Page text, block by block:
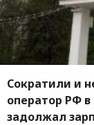
Сократили и
оператор РФ
задолжал